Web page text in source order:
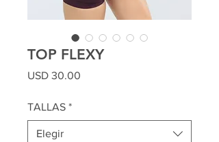
TOP FLEXY
USD 30.00
TALLAS *
Elegir